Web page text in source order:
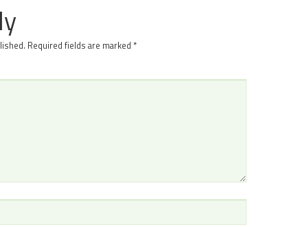
Required fields are marked *